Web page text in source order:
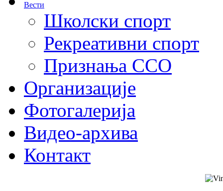
Вести
Школски спорт
Рекреативни спорт
Признања ССО
Oрганизације
Фотогалерија
Видео-архива
Контакт